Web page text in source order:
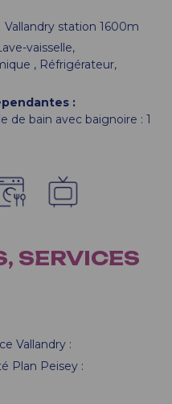
Vallandry station 1600m
vaisselle
Réfrigérateur
:
de bain avec baignoire : 1
SERVICES
Vallandry :
Plan Peisey :